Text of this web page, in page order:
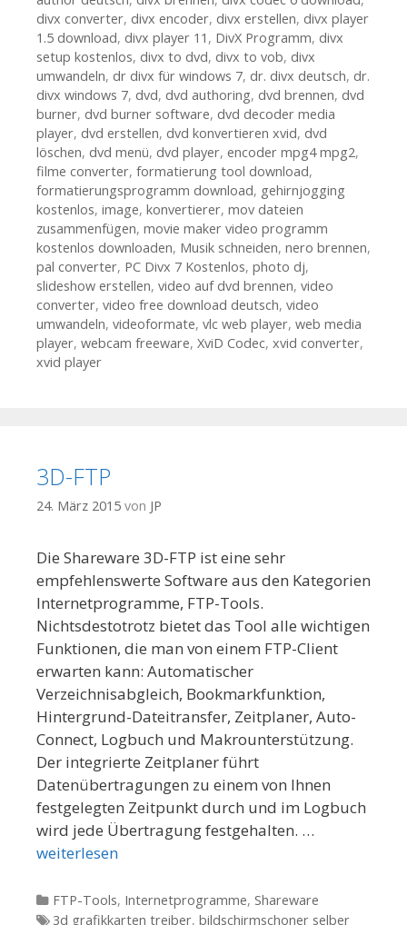
divx converter, divx encoder, divx erstellen, divx player
1.5 download, divx player 11 , DivX Programm, divx
setup kostenlos, divx to dvd, divx to vob, divx
umwandeln, dr divx für windows 7, dr. divx deutsch, dr.
divx windows 7, dvd, dvd authoring, dvd brennen, dvd
burner, dvd burner software, dvd decoder media
player, dvd erstellen, dvd konvertieren xvid, dvd
löschen, dvd menü, dvd player, encoder mpg4 mpg2,
filme converter, formatierung tool download,
formatierungsprogramm download, gehirnjogging
kostenlos, image, konvertierer, mov dateien
zusammenfügen, movie maker video programm
kostenlos downloaden, Musik schneiden, nero brennen,
pal converter, PC Divx 7 Kostenlos, photo dj,
slideshow erstellen, video auf dvd brennen, video
converter, video free download deutsch, video
umwandeln, videoformate, vlc web player, web media
player, webcam freeware, XviD Codec, xvid converter,
xvid player
3D-FTP
24. März 2015 von JP
Die Shareware 3D-FTP ist eine sehr
empfehlenswerte Software aus den Kategorien
Internetprogramme, FTP-Tools.
Nichtsdestotrotz bietet das Tool alle wichtigen
Funktionen, die man von einem FTP-Client
erwarten kann: Automatischer
Verzeichnisabgleich, Bookmarkfunktion,
Hintergrund-Dateitransfer, Zeitplaner, Auto-
Connect, Logbuch und Makrounterstützung.
Der integrierte Zeitplaner führt
Datenübertragungen zu einem von Ihnen
festgelegten Zeitpunkt durch und im Logbuch
wird jede Übertragung festgehalten. …
weiterlesen
Kategorien
FTP-Tools, Internetprogramme, Shareware
Tags
3d grafikkarten treiber, bildschirmschoner selber